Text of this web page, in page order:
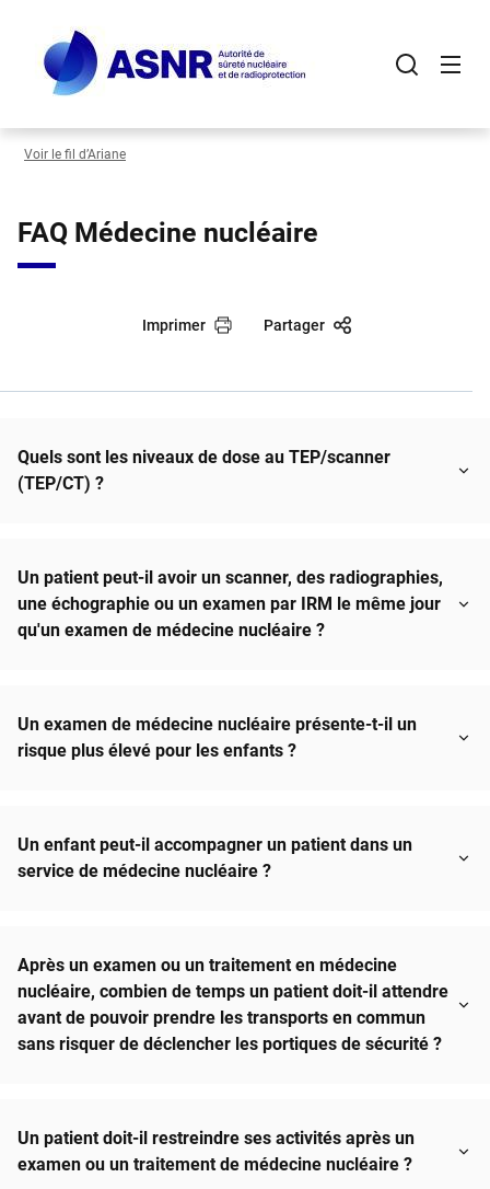
contenu
principal
Voir le fil d’Ariane
FAQ Médecine nucléaire
Imprimer Partager
Quels sont les niveaux de dose au TEP/scanner
(TEP/CT) ?
Un patient peut-il avoir un scanner, des radiographies,
une échographie ou un examen par IRM le même jour
qu'un examen de médecine nucléaire ?
Un examen de médecine nucléaire présente-t-il un
risque plus élevé pour les enfants ?
Un enfant peut-il accompagner un patient dans un
service de médecine nucléaire ?
Après un examen ou un traitement en médecine
nucléaire, combien de temps un patient doit-il attendre
avant de pouvoir prendre les transports en commun
sans risquer de déclencher les portiques de sécurité ?
Un patient doit-il restreindre ses activités après un
examen ou un traitement de médecine nucléaire ?